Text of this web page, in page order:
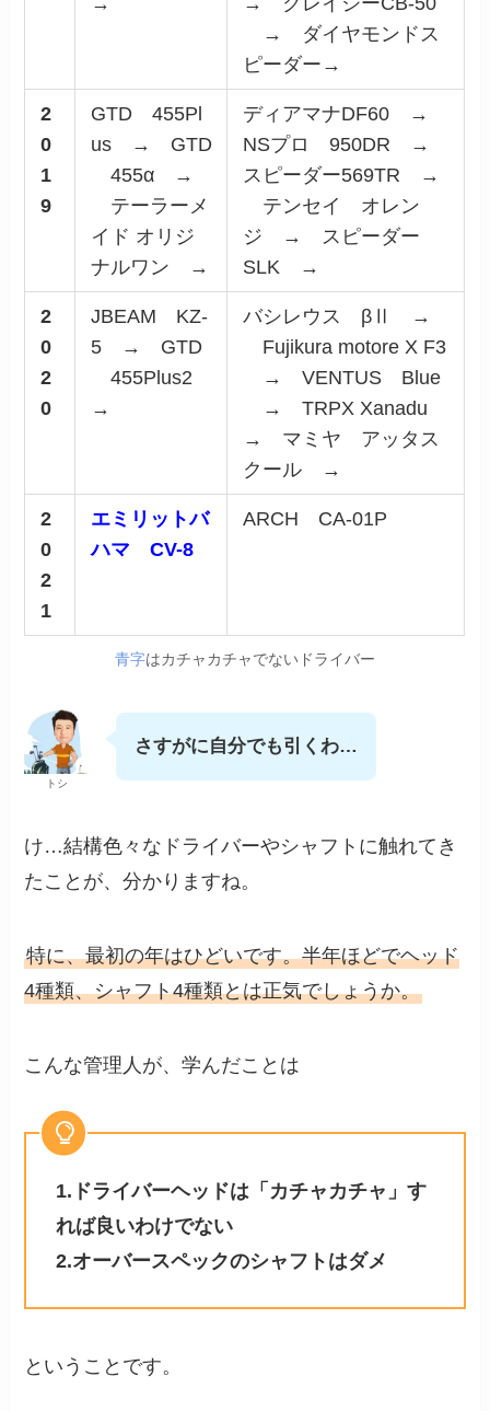
→ ダイヤモンドス
ピーダー→
2
0
1
9
GTD 455Pl
us → GTD
455α →
テーラーメ
イド オリジ
ナルワン →
ディアマナDF60 →
NSプロ 950DR →
スピーダー569TR →
テンセイ オレン
ジ → スピーダー
SLK →
2
0
2
0
JBEAM KZ-
5 → GTD
455Plus2
→
バシレウス βⅡ →
Fujikura motore X F3
→ VENTUS Blue
→ TRPX Xanadu
→ マミヤ アッタス
クール →
2
0
2
1
エミリットバ
ハマ CV-8
ARCH CA-01P
青字はカチャカチャでないドライバー
トシ
さすがに自分でも引くわ…
け…結構色々なドライバーやシャフトに触れてき
たことが、分かりますね。
特に、最初の年はひどいです。半年ほどでヘッド
4種類、シャフト4種類とは正気でしょうか。
こんな管理人が、学んだことは
1.ドライバーヘッドは「カチャカチャ」す
れば良いわけでない
2.オーバースペックのシャフトはダメ
ということです。